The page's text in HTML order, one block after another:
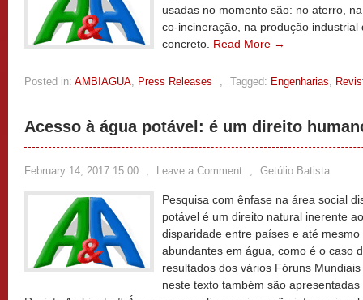
usadas no momento são: no aterro,
co-incineração, na produção
concreto. Read More →
Posted in: AMBIAGUA, Press Releases , Tagged: Engenharias,
Acesso à água potável: é um direito
February 14, 2017 15:00 , Leave a Comment , Getúlio Batista
Pesquisa com ênfase na área social
potável é um direito natural inerente
disparidade entre países e até
abundantes em água, como é o caso
resultados dos vários Fóruns
neste texto também são